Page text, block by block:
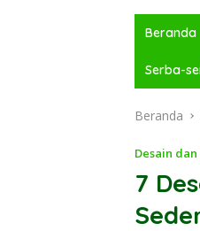
Beranda
Serba-
Beranda
Desain
7